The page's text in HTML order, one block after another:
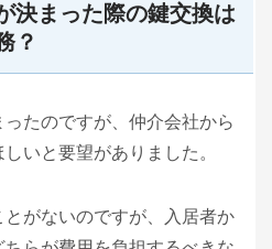
決まった際の鍵交換は
？
たのですが、仲介会社から
いと要望がありました。
がないのですが、入居者か